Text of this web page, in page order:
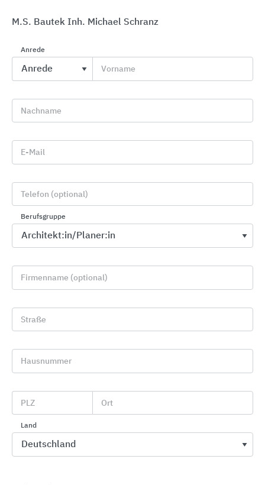
Brandschutzsysteme für Abschottungen und Fugen
Odenwald Faserplattenwerk (OWA)
M.S. Bautek Inh. Michael Schranz
Anrede
Vorname
Nachname
E-Mail
Telefon (optional)
Berufsgruppe
Firmenname (optional)
Straße
Hausnummer
PLZ Ort
Land